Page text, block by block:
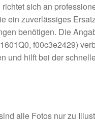
sich an
ein zuverlässiges
benötigen. Die
f00c3e2429)
und hilft bei der
alle Fotos nur zu